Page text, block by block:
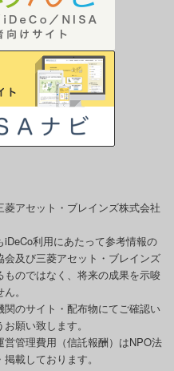
アセット・ブレインズ株式会社
利用にあたって参考情報の
及び三菱アセット・ブレインズ
のではなく、将来の成果を示唆
。
のサイト・配布物にてご確認い
願い致します。
管理費用（信託報酬）はNPO法
載しております。